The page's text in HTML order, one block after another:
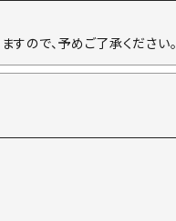
ので、予めご了承ください。